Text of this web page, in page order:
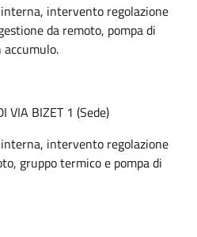
intervento regolazione
da remoto, pompa di
VIA BIZET 1 (Sede)
intervento regolazione
gruppo termico e pompa di